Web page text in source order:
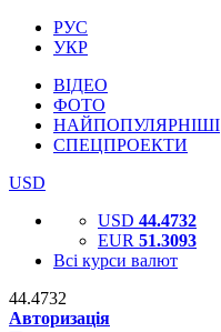
РУС
УКР
ВІДЕО
ФОТО
НАЙПОПУЛЯРНІШІ
СПЕЦПРОЕКТИ
USD
USD 44.4732
EUR 51.3093
Всі курси валют
44.4732
Авторизація